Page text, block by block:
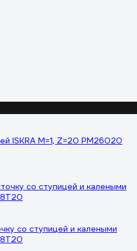
ISKRA M=1, Z=20 PM26020
со ступицей и калеными